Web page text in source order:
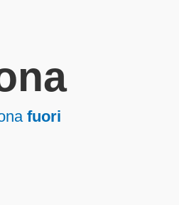
fuori